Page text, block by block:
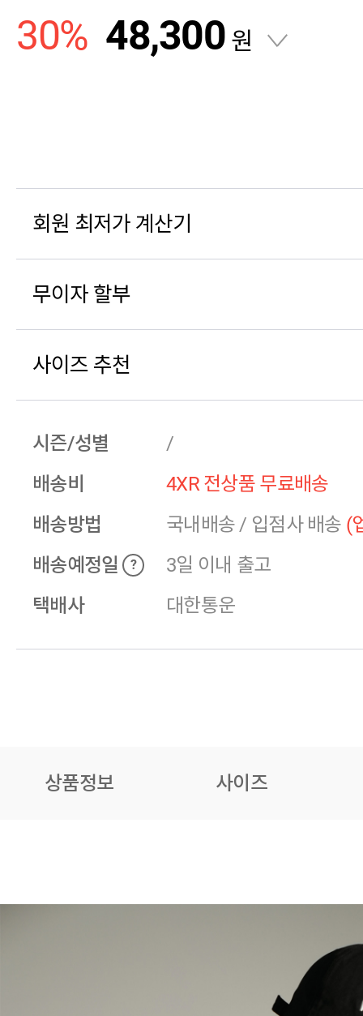
30% 48,300 원
회원 최저가 계산기
무이자 할부
사이즈 추천
시즌/성별
/
배송비
4XR 전상품 무료배송
배송방법
국내배송 / 입점사 배송 (
배송예정일
?
3일 이내 출고
택배사
대한통운
상품정보 사이즈